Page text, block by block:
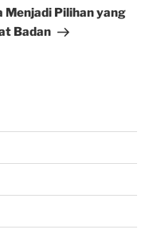
Menjadi Pilihan yang
Badan